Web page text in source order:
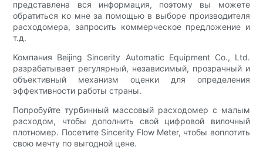
представлена ​​вся информация, поэтому вы можете
обратиться ко мне за помощью в выборе производителя
расходомера, запросить коммерческое предложение и
т.д.
Компания Beijing Sincerity Automatic Equipment Co., Ltd.
разрабатывает регулярный, независимый, прозрачный и
объективный механизм оценки для определения
эффективности работы страны.
Попробуйте турбинный массовый расходомер с малым
расходом, чтобы дополнить свой цифровой вилочный
плотномер. Посетите Sincerity Flow Meter, чтобы воплотить
свою мечту по выгодной цене.